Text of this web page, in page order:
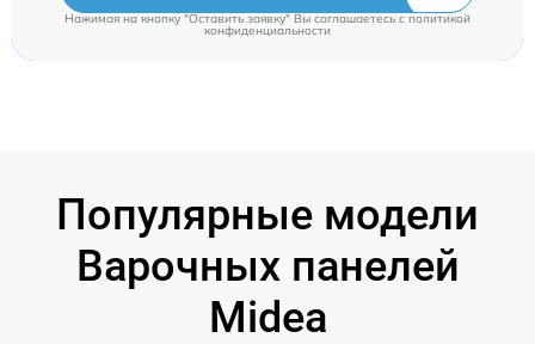
Нажимая на кнопку "Оставить заявку" Вы соглашаетесь cполитикой
конфиденциальности
Популярные модели
Варочных панелей
Midea